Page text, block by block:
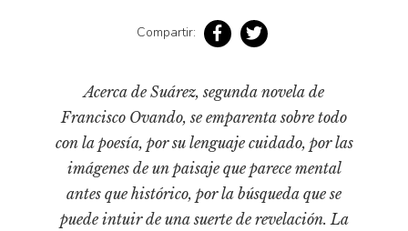
Medioambiente
Narrativas visuales
Pensamiento
Pensamiento ilustrado
Personaje
Compartir:
Acerca de Suárez, segunda novela de
Francisco Ovando, se emparenta sobre todo
con la poesía, por su lenguaje cuidado, por las
imágenes de un paisaje que parece mental
antes que histórico, por la búsqueda que se
puede intuir de una suerte de revelación. La